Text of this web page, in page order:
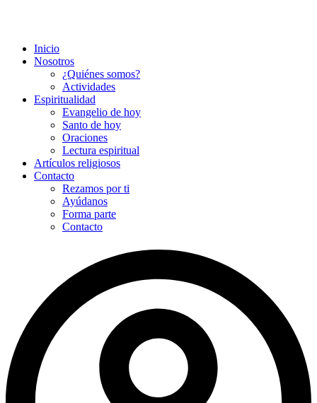
Inicio
Nosotros
¿Quiénes somos?
Actividades
Espiritualidad
Evangelio de hoy
Santo de hoy
Oraciones
Lectura espiritual
Artículos religiosos
Contacto
Rezamos por ti
Ayúdanos
Forma parte
Contacto